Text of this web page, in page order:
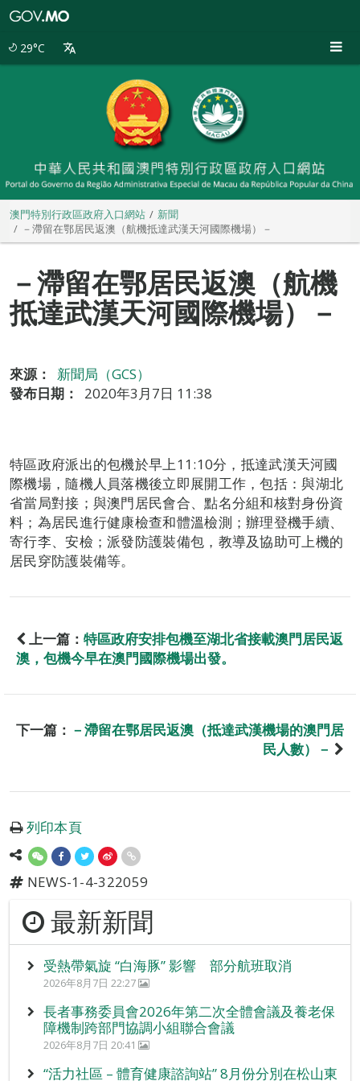
29°C
澳門特別行政區政府入口網站
新聞
－滯留在鄂居民返澳（航機抵達武漢天河國際機場）－
－滯留在鄂居民返澳（航機
抵達武漢天河國際機場）－
來源：
新聞局（GCS）
發布日期：
2020年3月7日 11:38
特區政府派出的包機於早上11:10分，抵達武漢天河國
際機場，隨機人員落機後立即展開工作，包括：與湖北
省當局對接；與澳門居民會合、點名分組和核對身份資
料；為居民進行健康檢查和體溫檢測；辦理登機手續、
寄行李、安檢；派發防護裝備包，教導及協助可上機的
居民穿防護裝備等。
上一篇： 特區政府安排包機至湖北省接載澳門居民返
澳，包機今早在澳門國際機場出發。
下一篇： －滯留在鄂居民返澳（抵達武漢機場的澳門居
民人數）－
列印本頁
NEWS-1-4-322059
最新新聞
受熱帶氣旋 “白海豚” 影響 部分航班取消
2026年8月7日 22:27
長者事務委員會2026年第二次全體會議及養老保
障機制跨部門協調小組聯合會議
2026年8月7日 20:41
“活力社區 – 體育健康諮詢站” 8月份分別在松山東